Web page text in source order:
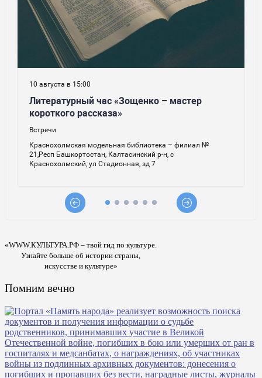
«WWW.КУЛЬТУРА.РФ – твой гид по культуре.
Узнайте больше об истории страны,
искусстве и культуре»
Помним вечно